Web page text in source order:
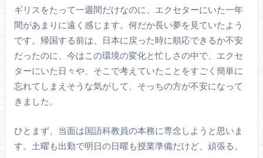
ギリスをたって一週間だけなのに、エクセターにいた一年
間があまりに遠く感じます。何だか長い夢を見ていたよう
です。帰国する前は、日本に戻った時に順応できるか不安
だったのに、今はこの環境の変化と忙しさの中で、エクセ
ターにいた日々や、そこで考えていたことをすごく簡単に
忘れてしまえそうな気がして、そっちの方が不安になって
きました。
ひとまず、当面は国語科教員の本務に専念しようと思いま
す。土曜も出勤で明日の日曜も授業準備だけど、頑張る。